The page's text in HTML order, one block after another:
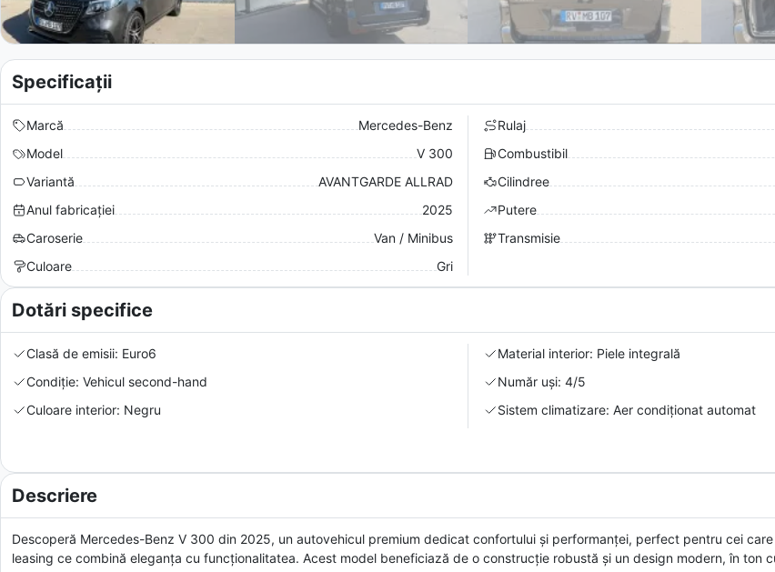
Specificații
Marcă
Mercedes-Benz
Model
V 300
Variantă
AVANTGARDE ALLRAD
Anul fabricației
2025
Caroserie
Van / Minibus
Culoare
Gri
Rulaj
Combustibil
Cilindree
Putere
Transmisie
Dotări specifice
Clasă de emisii: Euro6
Condiție: Vehicul second-hand
Culoare interior: Negru
Material interior: Piele integrală
Număr uși: 4/5
Sistem climatizare: Aer condiționat automat
Descriere
Descoperă Mercedes-Benz V 300 din 2025, un autovehicul premium dedicat confortului și performanței, perfect pentru cei
leasing ce combină eleganța cu funcționalitatea. Acest model beneficiază de o construcție robustă și un design modern, în ton